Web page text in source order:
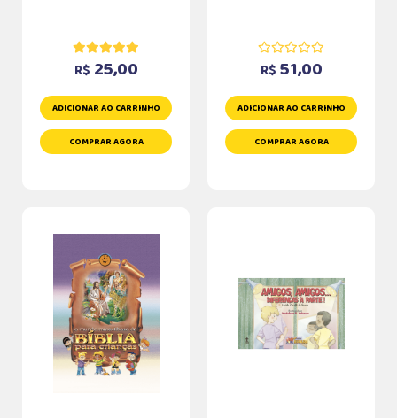
R$ 25,00
ADICIONAR AO CARRINHO
COMPRAR AGORA
R$ 51,00
ADICIONAR AO CARRINHO
COMPRAR AGORA